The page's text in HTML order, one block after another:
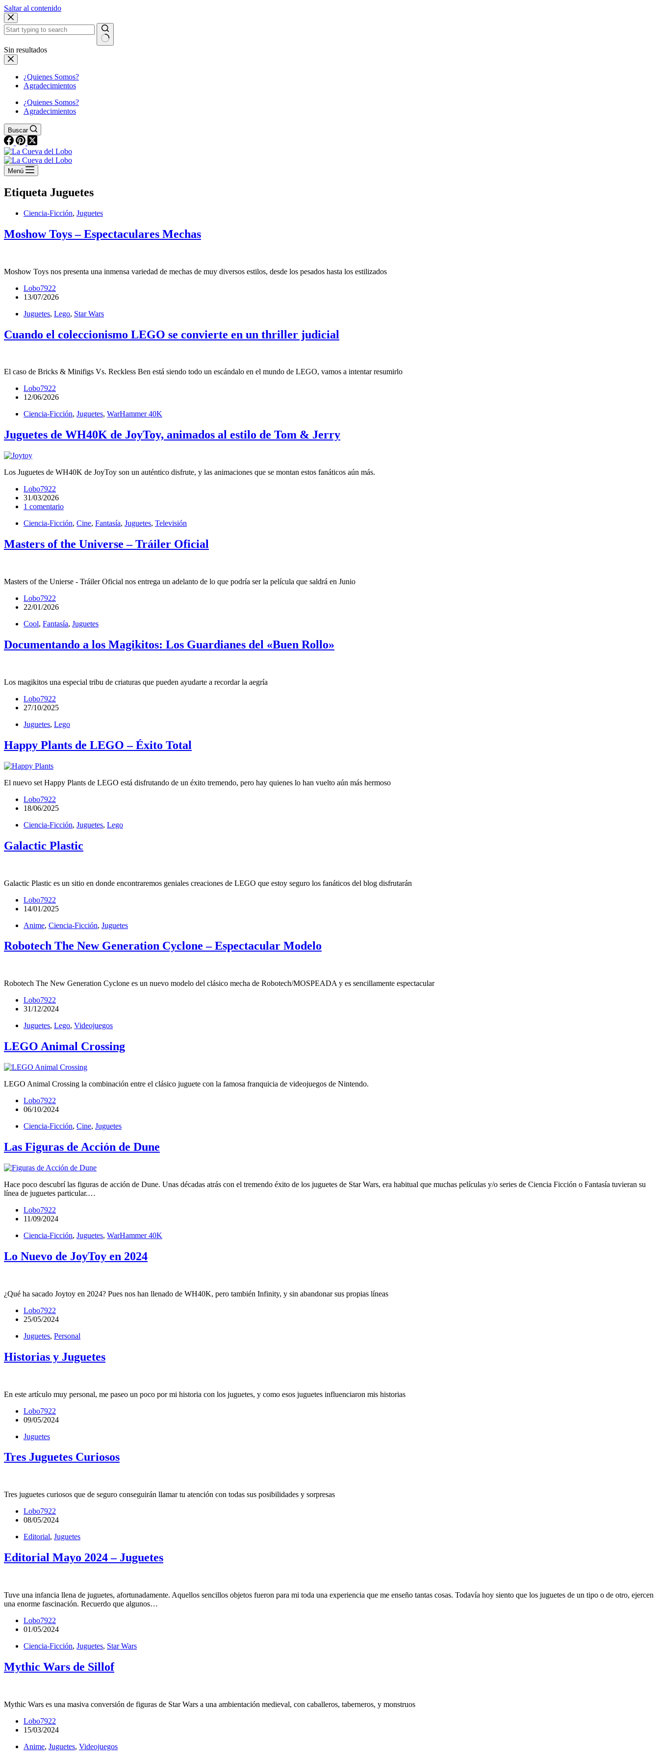
Saltar al contenido
Sin resultados
¿Quienes Somos?
Agradecimientos
¿Quienes Somos?
Agradecimientos
Buscar
Menú
Etiqueta Juguetes
Ciencia-Ficción, Juguetes
Moshow Toys – Espectaculares Mechas
Moshow Toys nos presenta una inmensa variedad de mechas de muy diversos estilos, desde los pesados hasta los estilizados
Lobo7922
13/07/2026
Juguetes, Lego, Star Wars
Cuando el coleccionismo LEGO se convierte en un thriller judicial
El caso de Bricks & Minifigs Vs. Reckless Ben está siendo todo un escándalo en el mundo de LEGO, vamos a intentar resumirlo
Lobo7922
12/06/2026
Ciencia-Ficción, Juguetes, WarHammer 40K
Juguetes de WH40K de JoyToy, animados al estilo de Tom & Jerry
Los Juguetes de WH40K de JoyToy son un auténtico disfrute, y las animaciones que se montan estos fanáticos aún más.
Lobo7922
31/03/2026
1 comentario
Ciencia-Ficción, Cine, Fantasía, Juguetes, Televisión
Masters of the Universe – Tráiler Oficial
Masters of the Unierse - Tráiler Oficial nos entrega un adelanto de lo que podría ser la película que saldrá en Junio
Lobo7922
22/01/2026
Cool, Fantasía, Juguetes
Documentando a los Magikitos: Los Guardianes del «Buen Rollo»
Los magikitos una especial tribu de criaturas que pueden ayudarte a recordar la aegría
Lobo7922
27/10/2025
Juguetes, Lego
Happy Plants de LEGO – Éxito Total
El nuevo set Happy Plants de LEGO está disfrutando de un éxito tremendo, pero hay quienes lo han vuelto aún más hermoso
Lobo7922
18/06/2025
Ciencia-Ficción, Juguetes, Lego
Galactic Plastic
Galactic Plastic es un sitio en donde encontraremos geniales creaciones de LEGO que estoy seguro los fanáticos del blog disfrutarán
Lobo7922
14/01/2025
Anime, Ciencia-Ficción, Juguetes
Robotech The New Generation Cyclone – Espectacular Modelo
Robotech The New Generation Cyclone es un nuevo modelo del clásico mecha de Robotech/MOSPEADA y es sencillamente espectacular
Lobo7922
31/12/2024
Juguetes, Lego, Videojuegos
LEGO Animal Crossing
LEGO Animal Crossing la combinación entre el clásico juguete con la famosa franquicia de videojuegos de Nintendo.
Lobo7922
06/10/2024
Ciencia-Ficción, Cine, Juguetes
Las Figuras de Acción de Dune
Hace poco descubrí las figuras de acción de Dune. Unas décadas atrás con el tremendo éxito de los juguetes de Star Wars, era habitual que muchas películas y/o series de Ciencia Ficción o Fantasía tuvieran su
línea de juguetes particular.…
Lobo7922
11/09/2024
Ciencia-Ficción, Juguetes, WarHammer 40K
Lo Nuevo de JoyToy en 2024
¿Qué ha sacado Joytoy en 2024? Pues nos han llenado de WH40K, pero también Infinity, y sin abandonar sus propias líneas
Lobo7922
25/05/2024
Juguetes, Personal
Historias y Juguetes
En este artículo muy personal, me paseo un poco por mi historia con los juguetes, y como esos juguetes influenciaron mis historias
Lobo7922
09/05/2024
Juguetes
Tres Juguetes Curiosos
Tres juguetes curiosos que de seguro conseguirán llamar tu atención con todas sus posibilidades y sorpresas
Lobo7922
08/05/2024
Editorial, Juguetes
Editorial Mayo 2024 – Juguetes
Tuve una infancia llena de juguetes, afortunadamente. Aquellos sencillos objetos fueron para mi toda una experiencia que me enseño tantas cosas. Todavía hoy siento que los juguetes de un tipo o de otro, ejercen
una enorme fascinación. Recuerdo que algunos…
Lobo7922
01/05/2024
Ciencia-Ficción, Juguetes, Star Wars
Mythic Wars de Sillof
Mythic Wars es una masiva conversión de figuras de Star Wars a una ambientación medieval, con caballeros, taberneros, y monstruos
Lobo7922
15/03/2024
Anime, Juguetes, Videojuegos